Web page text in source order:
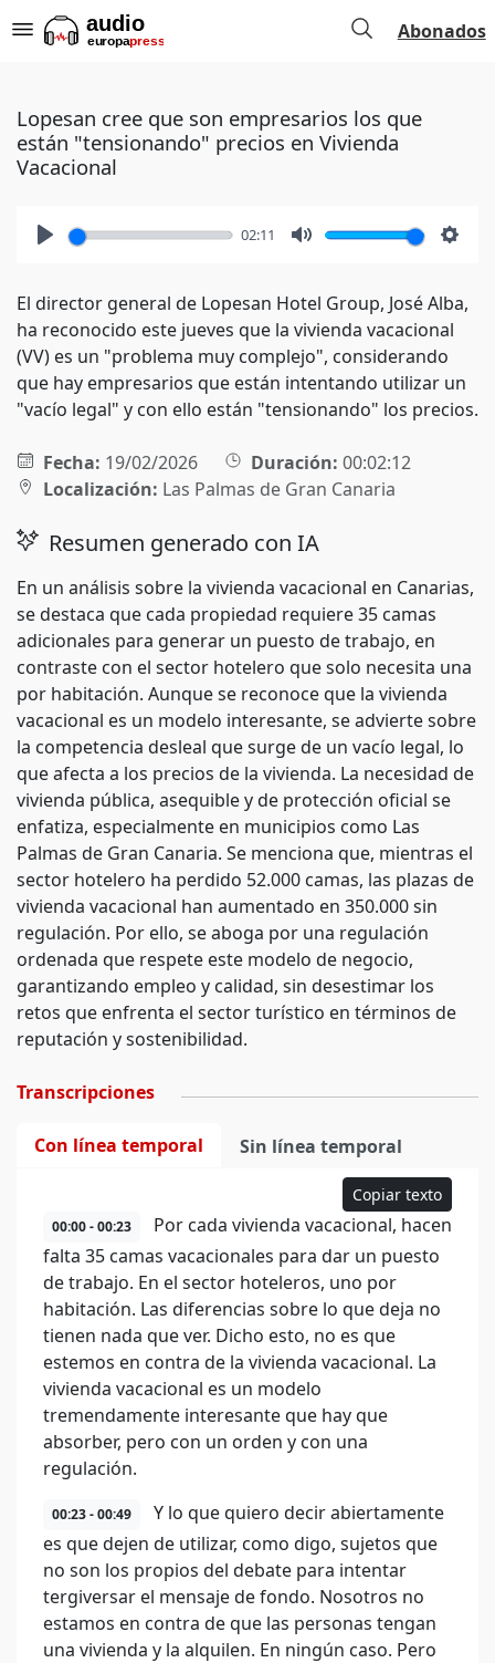
Abonados
Lopesan cree que son empresarios los que
están "tensionando" precios en Vivienda
Vacacional
02:11
El director general de Lopesan Hotel Group, José Alba,
ha reconocido este jueves que la vivienda vacacional
(VV) es un "problema muy complejo", considerando
que hay empresarios que están intentando utilizar un
"vacío legal" y con ello están "tensionando" los precios.
Fecha: 19/02/2026 Duración: 00:02:12
Localización: Las Palmas de Gran Canaria
Resumen generado con IA
En un análisis sobre la vivienda vacacional en Canarias,
se destaca que cada propiedad requiere 35 camas
adicionales para generar un puesto de trabajo, en
contraste con el sector hotelero que solo necesita una
por habitación. Aunque se reconoce que la vivienda
vacacional es un modelo interesante, se advierte sobre
la competencia desleal que surge de un vacío legal, lo
que afecta a los precios de la vivienda. La necesidad de
vivienda pública, asequible y de protección oficial se
enfatiza, especialmente en municipios como Las
Palmas de Gran Canaria. Se menciona que, mientras el
sector hotelero ha perdido 52.000 camas, las plazas de
vivienda vacacional han aumentado en 350.000 sin
regulación. Por ello, se aboga por una regulación
ordenada que respete este modelo de negocio,
garantizando empleo y calidad, sin desestimar los
retos que enfrenta el sector turístico en términos de
reputación y sostenibilidad.
Transcripciones
Con línea temporal Sin línea temporal
Copiar texto
00:00 - 00:23
Por cada vivienda vacacional, hacen
falta 35 camas vacacionales para dar un puesto
de trabajo. En el sector hoteleros, uno por
habitación. Las diferencias sobre lo que deja no
tienen nada que ver. Dicho esto, no es que
estemos en contra de la vivienda vacacional. La
vivienda vacacional es un modelo
tremendamente interesante que hay que
absorber, pero con un orden y con una
regulación.
00:23 - 00:49
Y lo que quiero decir abiertamente
es que dejen de utilizar, como digo, sujetos que
no son los propios del debate para intentar
tergiversar el mensaje de fondo. Nosotros no
estamos en contra de que las personas tengan
una vivienda y la alquilen. En ningún caso. Pero